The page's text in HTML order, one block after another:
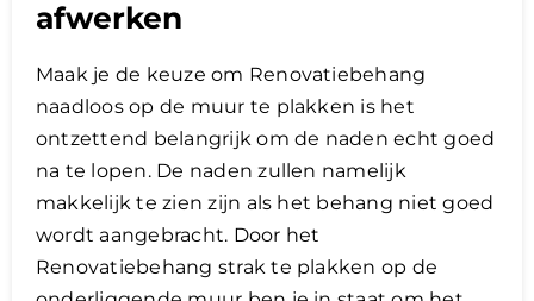
afwerken
Maak je de keuze om Renovatiebehang
naadloos op de muur te plakken is het
ontzettend belangrijk om de naden echt goed
na te lopen. De naden zullen namelijk
makkelijk te zien zijn als het behang niet goed
wordt aangebracht. Door het
Renovatiebehang strak te plakken op de